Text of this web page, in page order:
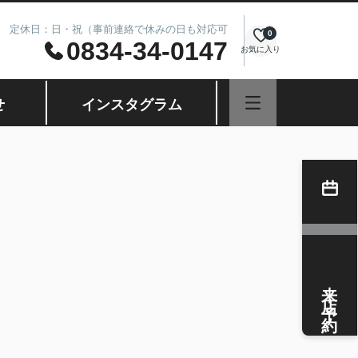
定休日：日・祝（事前連絡で休みの日も対応可
0834-34-0147 お気に入り
0
インスタグラム
来店予約